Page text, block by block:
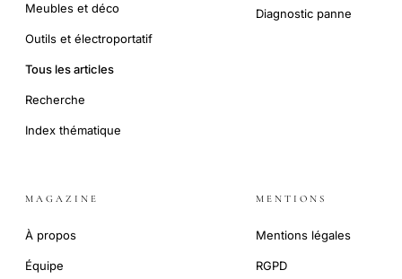
Meubles et déco
Outils et électroportatif
Tous les articles
Recherche
Index thématique
Diagnostic panne
MAGAZINE
À propos
Équipe
MENTIONS
Mentions légales
RGPD